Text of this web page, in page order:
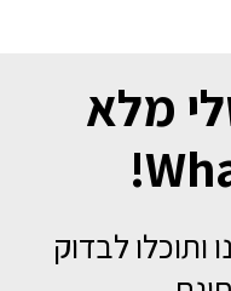
מלא
ותוכלו לבדוק